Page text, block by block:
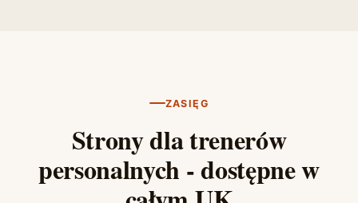
ZASIĘG
Strony dla trenerów
personalnych - dostępne w